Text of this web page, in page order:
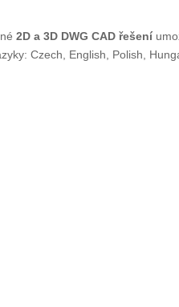
2D a 3D DWG CAD řešení
Czech, English, Polish,